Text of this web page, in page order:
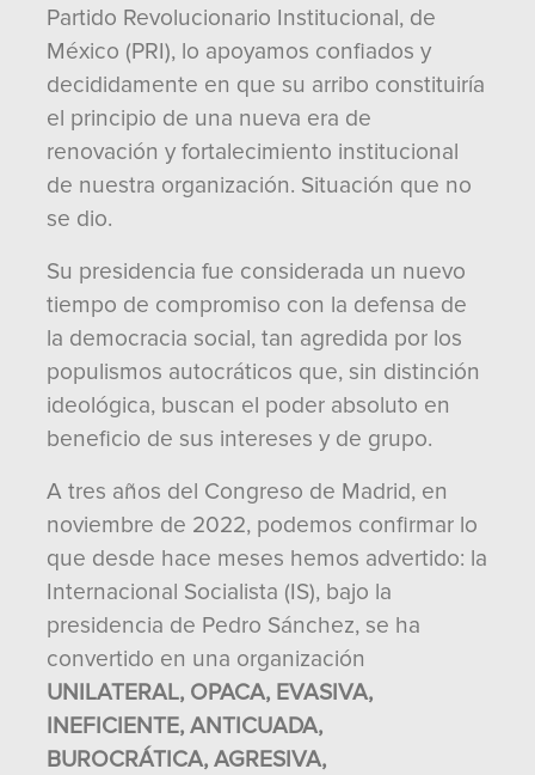
Partido Revolucionario Institucional, de
México (PRI), lo apoyamos confiados y
decididamente en que su arribo constituiría
el principio de una nueva era de
renovación y fortalecimiento institucional
de nuestra organización. Situación que no
se dio.
Su presidencia fue considerada un nuevo
tiempo de compromiso con la defensa de
la democracia social, tan agredida por los
populismos autocráticos que, sin distinción
ideológica, buscan el poder absoluto en
beneficio de sus intereses y de grupo.
A tres años del Congreso de Madrid, en
noviembre de 2022, podemos confirmar lo
que desde hace meses hemos advertido: la
Internacional Socialista (IS), bajo la
presidencia de Pedro Sánchez, se ha
convertido en una organización
UNILATERAL, OPACA, EVASIVA,
INEFICIENTE, ANTICUADA,
BUROCRÁTICA, AGRESIVA,